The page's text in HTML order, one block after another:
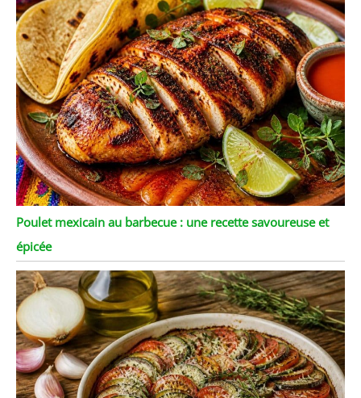
Poulet mexicain au barbecue : une recette savoureuse et
épicée